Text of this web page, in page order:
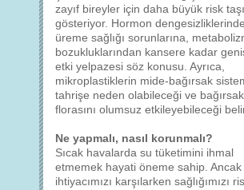
zayıf bireyler için daha büyük risk
gösteriyor. Hormon
üreme sağlığı sorunlarına,
bozukluklarından kansere kadar
etki yelpazesi söz konusu. Ayrıca,
mikroplastiklerin mide-bağırsak
tahrişe neden olabileceği ve bağırsak
florasını olumsuz etkileyebileceği
Ne yapmalı, nasıl korunmalı?
Sıcak havalarda su tüketimini ihmal
etmemek hayati öneme sahip. Ancak
ihtiyacımızı karşılarken sağlığımızı